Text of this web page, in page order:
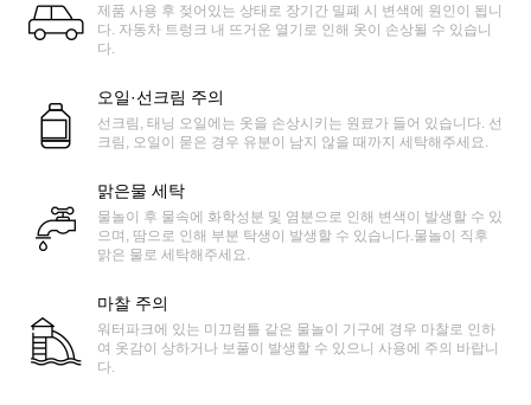
제품 사용 후 젖어있는 상태로 장기간 밀폐 시 변색에 원인이 됩니
다. 자동차 트렁크 내 뜨거운 열기로 인해 옷이 손상될 수 있습니
다.
오일·선크림 주의
선크림, 태닝 오일에는 옷을 손상시키는 원료가 들어 있습니다. 선
크림, 오일이 묻은 경우 유분이 남지 않을 때까지 세탁해주세요.
맑은물 세탁
물놀이 후 물속에 화학성분 및 염분으로 인해 변색이 발생할 수 있
으며, 땀으로 인해 부분 탁생이 발생할 수 있습니다.물놀이 직후
맑은 물로 세탁해주세요.
마찰 주의
워터파크에 있는 미끄럼틀 같은 물놀이 기구에 경우 마찰로 인하
여 옷감이 상하거나 보풀이 발생할 수 있으니 사용에 주의 바랍니
다.